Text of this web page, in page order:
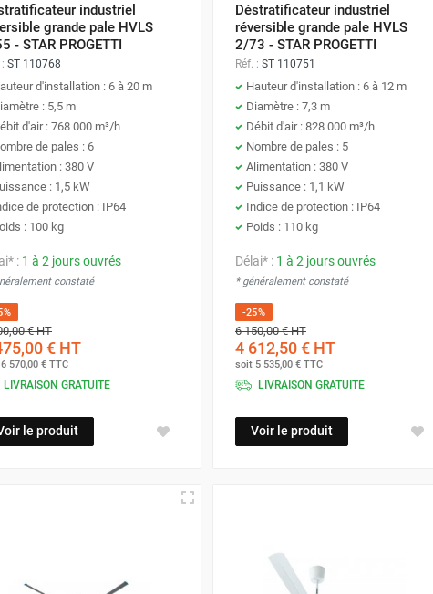
industriel
grande pale HVLS
- STAR PROGETTI
ST 110768
d'installation : 6 à 20 m
: 5,5 m
d'air : 768 000 m³/h
de pales : 6
: 380 V
: 1,5 kW
de protection : IP64
: 100 kg
: 1 à 2 jours ouvrés
constaté
€HT
€ HT
6 570,00 € TTC
LIVRAISON GRATUITE
le produit
Déstratificateur industriel
réversible grande pale HVLS
2/73 - STAR PROGETTI
Réf. : ST 110751
Hauteur d'installation : 6 à 12 m
Diamètre : 7,3 m
Débit d'air : 828 000 m³/h
Nombre de pales : 5
Alimentation : 380 V
Puissance : 1,1 kW
Indice de protection : IP64
Poids : 110 kg
Délai* : 1 à 2 jours ouvrés
* généralement constaté
-25%
6 150,00 €HT
4 612,50 €HT
soit 5 535,00 €TTC
LIVRAISON GRATUITE
Voir le produit